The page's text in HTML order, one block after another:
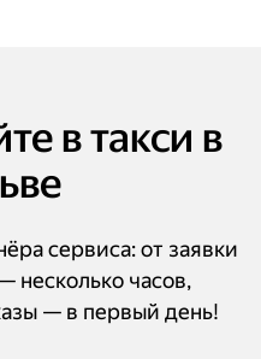
в такси в
сервиса: от заявки
несколько часов,
— в первый день!